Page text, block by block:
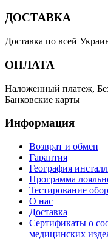
ДОСТАВКА
Доставка по всей
ОПЛАТА
Наложенный платеж,
Банковские карты
Информация
Возврат и обмен
Гарантия
География
Программа
Тестирование
О нас
Доставка
Сертификаты о
медицинских